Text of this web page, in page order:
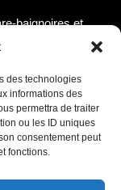
des technologies
informations des
permettra de traiter
ou les ID uniques
consentement peut
fonctions.
baignoires et
gamme de
être.